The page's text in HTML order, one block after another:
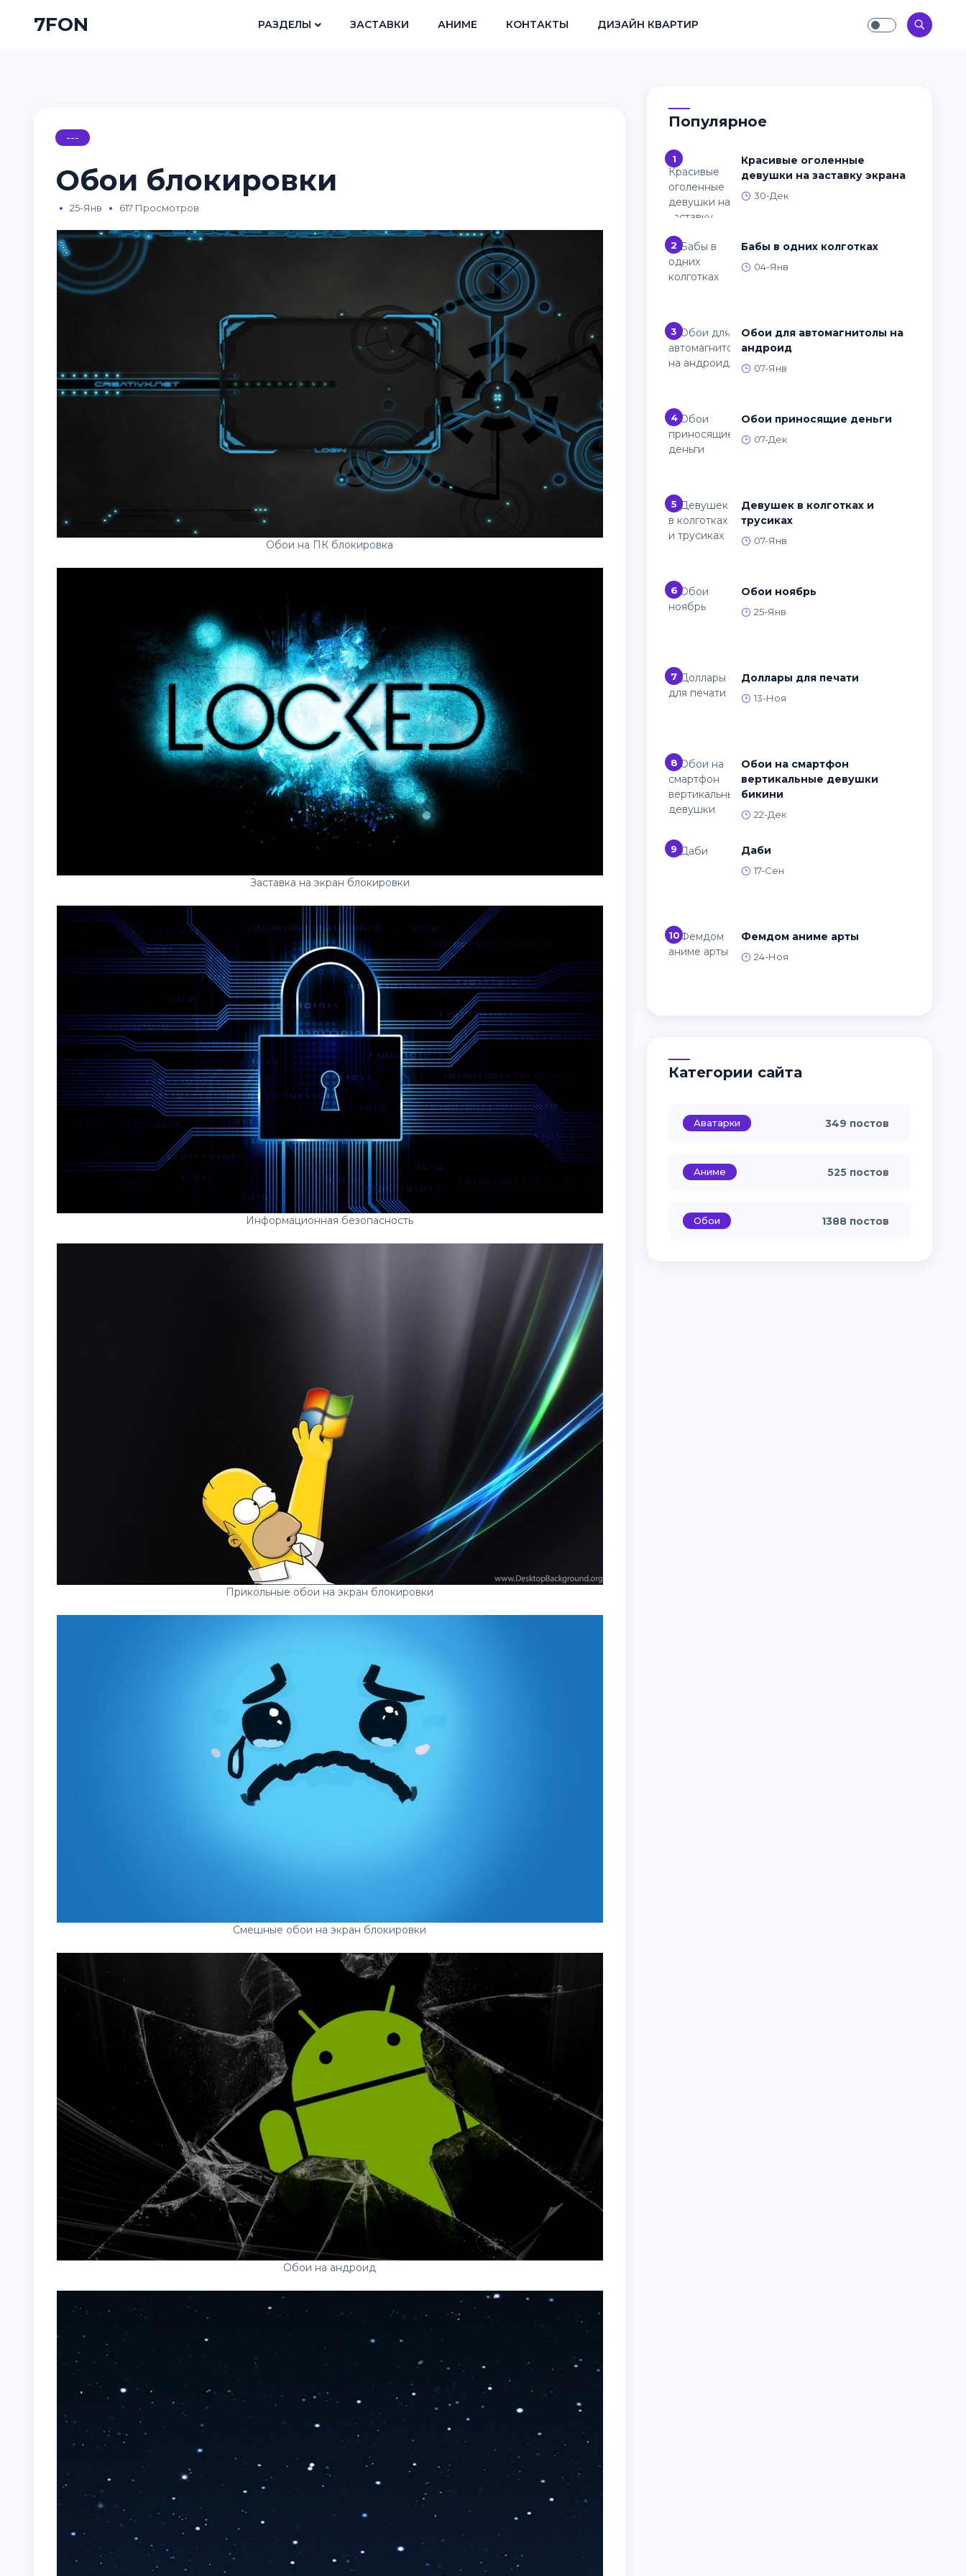
7FON РАЗДЕЛЫ ЗАСТАВКИ АНИМЕ КОНТАКТЫ ДИЗАЙН КВАРТИР
---
Обои блокировки
25-Янв 617 Просмотров
Обои на ПК блокировка
Заставка на экран блокировки
Информационная безопасность
Прикольные обои на экран блокировки
Смешные обои на экран блокировки
Обои на андроид
Популярное
1
Красивые оголенные
девушки на заставку экрана
30-Дек
2 Бабы в одних колготках
04-Янв
3
Обои для автомагнитолы на
андроид
07-Янв
4 Обои приносящие деньги
07-Дек
5
Девушек в колготках и
трусиках
07-Янв
6 Обои ноябрь
25-Янв
7 Доллары для печати
13-Ноя
8
Обои на смартфон
вертикальные девушки
бикини
22-Дек
9 Даби
17-Сен
10 Фемдом аниме арты
24-Ноя
Категории сайта
Аватарки 349 постов
Аниме 525 постов
Обои 1388 постов